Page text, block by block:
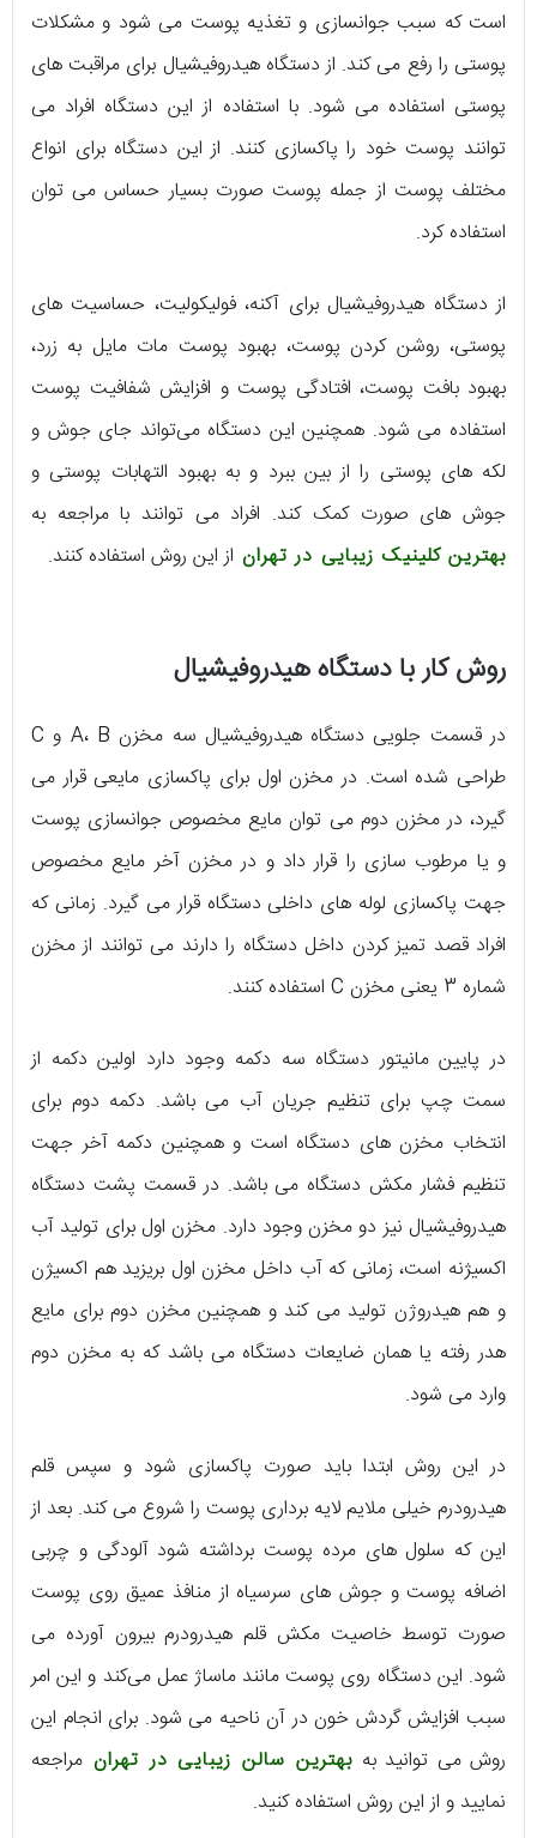
است که سبب جوانسازی و تغذیه پوست می شود و مشکلات
پوستی را رفع می کند. از دستگاه هیدروفیشیال برای مراقبت های
پوستی استفاده می شود. با استفاده از این دستگاه افراد می
توانند پوست خود را پاکسازی کنند. از این دستگاه برای انواع
مختلف پوست از جمله پوست صورت بسیار حساس می توان
استفاده کرد.
از دستگاه هیدروفیشیال برای آکنه، فولیکولیت، حساسیت های
پوستی، روشن کردن پوست، بهبود پوست مات مایل به زرد،
بهبود بافت پوست، افتادگی پوست و افزایش شفافیت پوست
استفاده می شود. همچنین این دستگاه می‌تواند جای جوش و
لکه های پوستی را از بین ببرد و به بهبود التهابات پوستی و
جوش های صورت کمک کند. افراد می توانند با مراجعه به
بهترین کلینیک زیبایی در تهران از این روش استفاده کنند.
روش کار با دستگاه هیدروفیشیال
در قسمت جلویی دستگاه هیدروفیشیال سه مخزن A، B و C
طراحی شده است. در مخزن اول برای پاکسازی مایعی قرار می
گیرد، در مخزن دوم می توان مایع مخصوص جوانسازی پوست
و یا مرطوب سازی را قرار داد و در مخزن آخر مایع مخصوص
جهت پاکسازی لوله های داخلی دستگاه قرار می گیرد. زمانی که
افراد قصد تمیز کردن داخل دستگاه را دارند می توانند از مخزن
شماره 3 یعنی مخزن C استفاده کنند.
در پایین مانیتور دستگاه سه دکمه وجود دارد اولین دکمه از
سمت چپ برای تنظیم جریان آب می باشد. دکمه دوم برای
انتخاب مخزن های دستگاه است و همچنین دکمه آخر جهت
تنظیم فشار مکش دستگاه می باشد. در قسمت پشت دستگاه
هیدروفیشیال نیز دو مخزن وجود دارد. مخزن اول برای تولید آب
اکسیژنه است، زمانی که آب داخل مخزن اول بریزید هم اکسیژن
و هم هیدروژن تولید می کند و همچنین مخزن دوم برای مایع
هدر رفته یا همان ضایعات دستگاه می باشد که به مخزن دوم
وارد می شود.
در این روش ابتدا باید صورت پاکسازی شود و سپس قلم
هیدرودرم خیلی ملایم لایه برداری پوست را شروع می کند. بعد از
این که سلول های مرده پوست برداشته شود آلودگی و چربی
اضافه پوست و جوش های سرسیاه از منافذ عمیق روی پوست
صورت توسط خاصیت مکش قلم هیدرودرم بیرون آورده می
شود. این دستگاه روی پوست مانند ماساژ عمل می‌کند و این امر
سبب افزایش گردش خون در آن ناحیه می شود. برای انجام این
روش می توانید به بهترین سالن زیبایی در تهران مراجعه
نمایید و از این روش استفاده کنید.